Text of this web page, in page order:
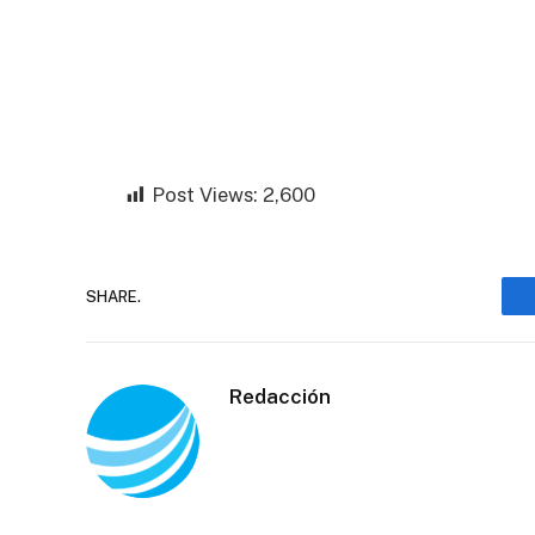
Post Views: 2,600
SHARE.
Redacción